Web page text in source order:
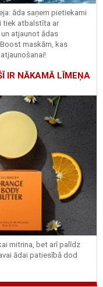
āda saņem pietiekami
tiek atbalstīta ar
atjaunot ādas
Boost maskām, kas
IR NĀKAMĀ LĪMEŅA
mitrina, bet arī palīdz
ādai patiesībā dod